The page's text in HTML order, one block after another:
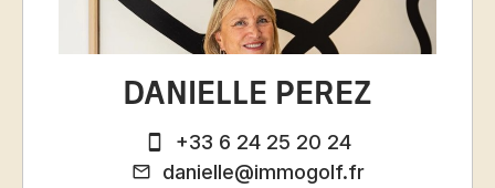
Danielle PEREZ
+33 6 24 25 20 24
danielle@immogolf.fr